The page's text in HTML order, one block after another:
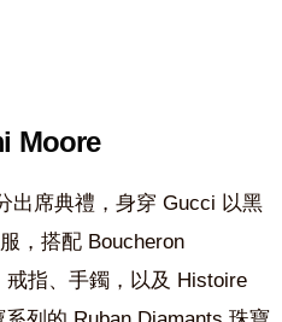
Moore
出席典禮，身穿 Gucci 以黑
，搭配 Boucheron
戒指、手鐲，以及 Histoire